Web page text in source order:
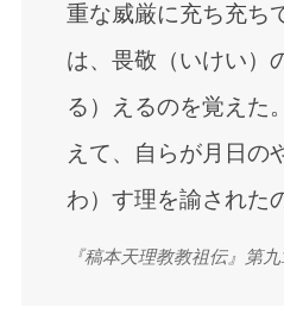
重な威厳に充ち充ち
は、畏敬（いけい）
る）えるのを覚えた
えて、自らが月日の
わ）す理を諭された
『稿本天理教教祖伝』第